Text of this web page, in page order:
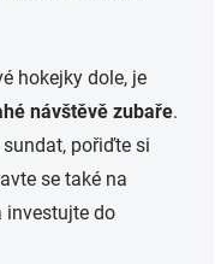
hokejky dole, je
návštěvě zubaře.
pořiďte si
se také na
investujte do